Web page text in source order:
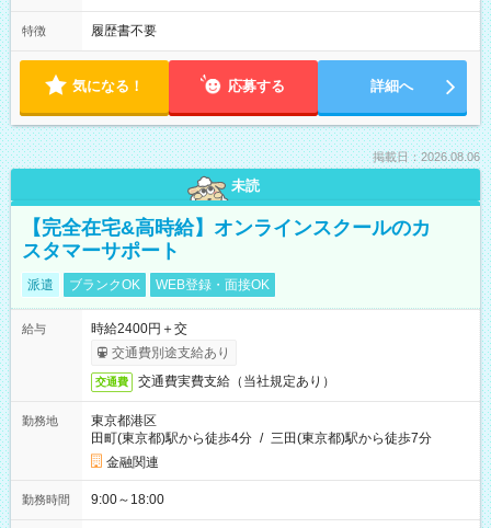
特徴 履歴書不要
気になる！ 応募する 詳細へ
掲載日：2026.08.06
未読
【完全在宅&高時給】オンラインスクールのカ
スタマーサポート
派遣 ブランクOK WEB登録・面接OK
給与
時給2400円＋交
交通費別途支給あり
交通費 交通費実費支給（当社規定あり）
勤務地
東京都港区
田町(東京都)駅から徒歩4分 / 三田(東京都)駅から徒歩7分
金融関連
勤務時間 9:00～18:00